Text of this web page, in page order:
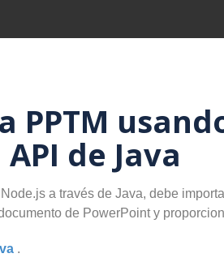
PPTM
de Java
a través de Java, debe
de PowerPoint y
.